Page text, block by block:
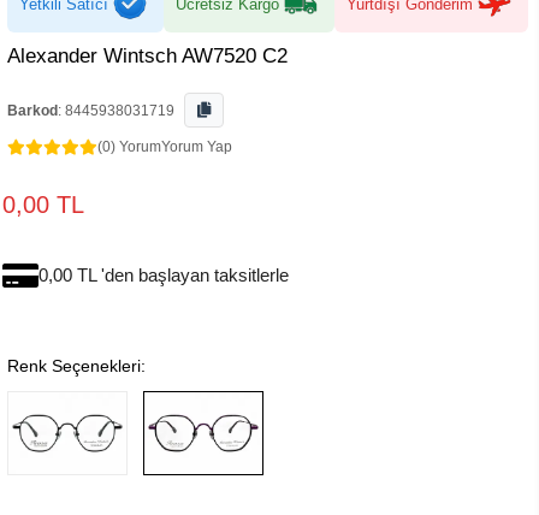
Yetkili Satıcı Ücretsiz Kargo Yurtdışı Gönderim
Alexander Wintsch AW7520 C2
Barkod : 8445938031719
(0) YorumYorum Yap
0,00 TL
0,00 TL 'den başlayan taksitlerle
Renk Seçenekleri: